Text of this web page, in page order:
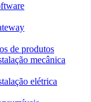
de produtos
mecânica
elétrica